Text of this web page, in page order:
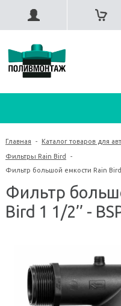
Главная - Каталог товаров для
Фильтры Rain Bird
-
Фильтр большой емкости Rain Bird
Фильтр
Bird 1 1/2’’ -